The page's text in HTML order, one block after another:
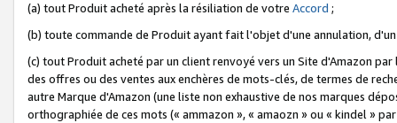
(a) tout Produit acheté après la résiliation de votre Accord ;
(b) toute commande de Produit ayant fait l'objet d'une annulation,
(c) tout Produit acheté par un client renvoyé vers un Site d'Amazon
des offres ou des ventes aux enchères de mots-clés, de termes de
autre Marque d'Amazon (une liste non exhaustive de nos marques
orthographiée de ces mots (« ammazon », « amaozn » ou « kindel »